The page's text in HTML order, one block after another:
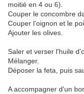
moitié en 4 ou 6).
Couper le concombre
Couper l'oignon et le
Ajouter les olives.
Saler et verser l'huile
Mélanger.
Déposer la feta, puis
A accompagner d'un